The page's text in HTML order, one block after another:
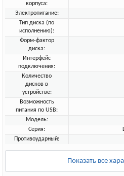
корпуса:
Электропитание:
Тип диска (по
исполнению):
Форм-фактор
диска:
Интерфейс
подключения:
Количество
дисков в
устройстве:
Возможность
питания по USB:
Модель:
Серия:
Противоударный:
Показать все